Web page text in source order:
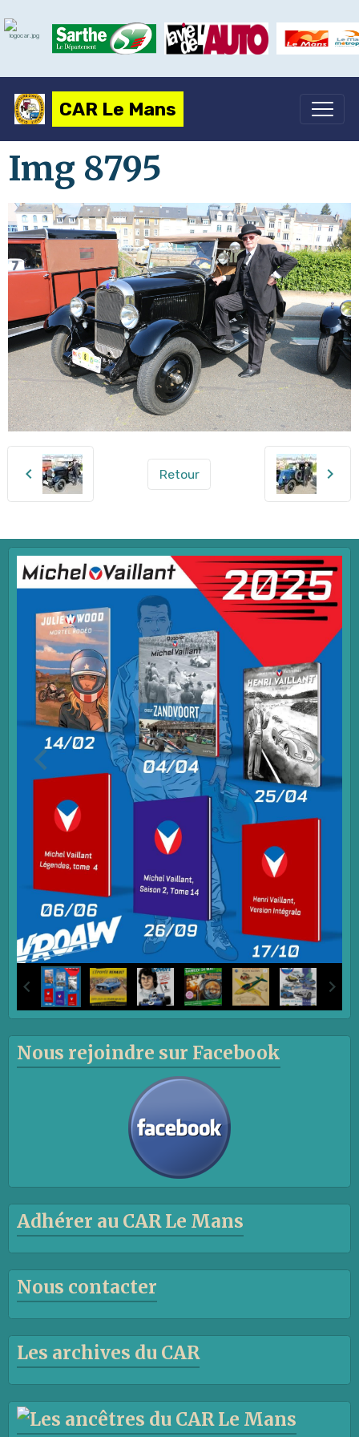
CAR Le Mans
Img 8795
Retour
Nous rejoindre sur Facebook
Adhérer au CAR Le Mans
Nous contacter
Les archives du CAR